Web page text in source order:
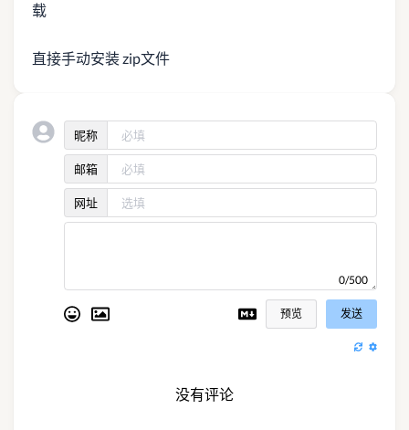
载
直接手动安装 zip文件
昵称
邮箱
网址
0/500
预览 发送
没有评论